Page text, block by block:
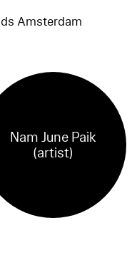
Amsterdam
Nam June Paik
(artist)